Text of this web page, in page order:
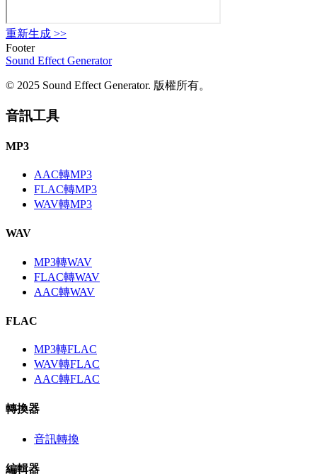
重新生成 >>
Footer
Sound Effect Generator
© 2025 Sound Effect Generator. 版權所有。
音訊工具
MP3
AAC轉MP3
FLAC轉MP3
WAV轉MP3
WAV
MP3轉WAV
FLAC轉WAV
AAC轉WAV
FLAC
MP3轉FLAC
WAV轉FLAC
AAC轉FLAC
轉換器
音訊轉換
編輯器